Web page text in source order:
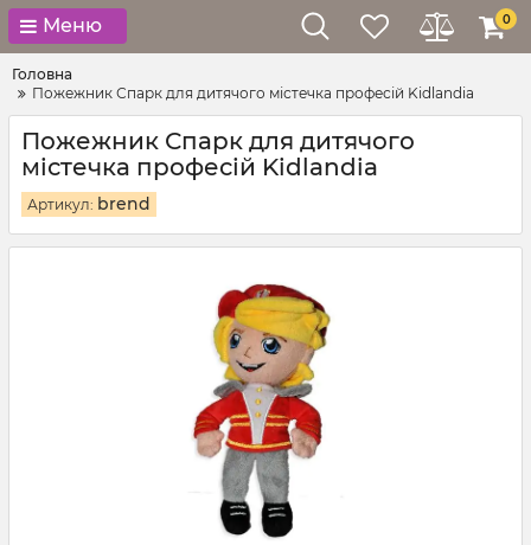
Меню 0
Головна
Пожежник Спарк для дитячого містечка професій Kidlandia
Пожежник Спарк для дитячого
містечка професій Kidlandia
Артикул: brend